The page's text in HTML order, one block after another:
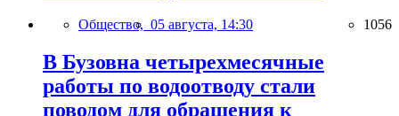
Общество, 05 августа, 14:30 1056
В Бузовна четырехмесячные
работы по водоотводу стали
поводом для обращения к